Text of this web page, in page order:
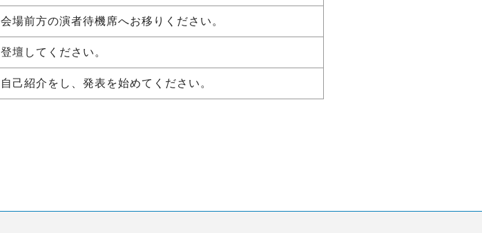
会場前方の演者待機席へお移りください。
登壇してください。
自己紹介をし、発表を始めてください。